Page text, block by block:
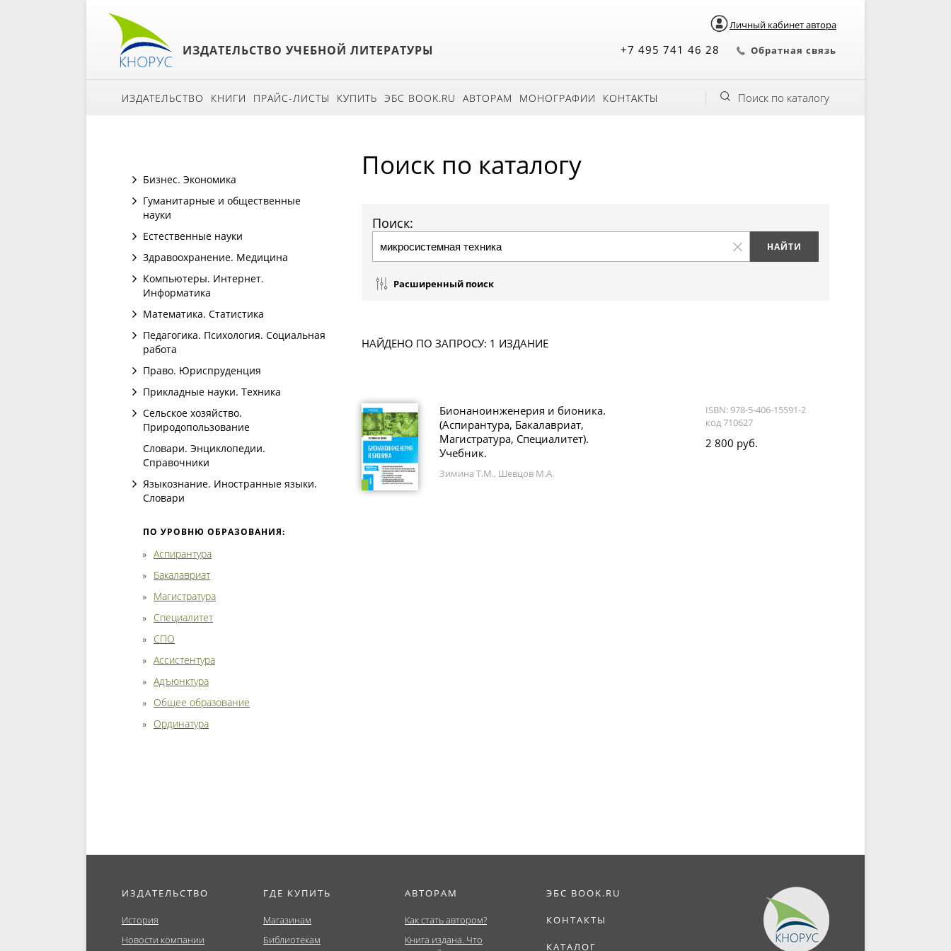
Личный кабинет автора
ИЗДАТЕЛЬСТВО УЧЕБНОЙ ЛИТЕРАТУРЫ +7 495 741 46 28 Обратная связь
ИЗДАТЕЛЬСТВО КНИГИ ПРАЙС-ЛИСТЫ КУПИТЬ ЭБС BOOK.RU АВТОРАМ МОНОГРАФИИ КОНТАКТЫ Поиск по каталогу
Бизнес. Экономика
Гуманитарные и общественные
науки
Естественные науки
Здравоохранение. Медицина
Компьютеры. Интернет.
Информатика
Математика. Статистика
Педагогика. Психология. Социальная
работа
Право. Юриспруденция
Прикладные науки. Техника
Сельское хозяйство.
Природопользование
Словари. Энциклопедии.
Справочники
Языкознание. Иностранные языки.
Словари
ПО УРОВНЮ ОБРАЗОВАНИЯ:
Аспирантура
Бакалавриат
Магистратура
Специалитет
СПО
Ассистентура
Адъюнктура
Общее образование
Ординатура
Поиск по каталогу
Поиск:
Расширенный поиск
НАЙДЕНО ПО ЗАПРОСУ: 1 ИЗДАНИЕ
Бионаноинженерия и бионика.
(Аспирантура, Бакалавриат,
Магистратура, Специалитет).
Учебник.
Зимина Т.М., Шевцов М.А.
ISBN: 978-5-406-15591-2
код 710627
2 800 руб.
ИЗДАТЕЛЬСТВО
История
Новости компании
ГДЕ КУПИТЬ
Магазинам
Библиотекам
АВТОРАМ
Как стать автором?
Книга издана. Что
ЭБС BOOK.RU
КОНТАКТЫ
КАТАЛОГ